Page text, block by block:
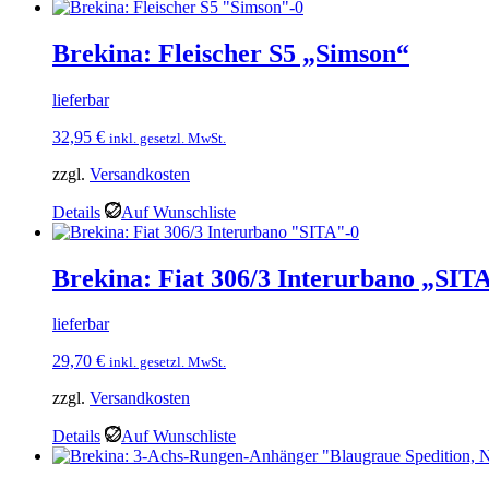
Brekina: Fleischer S5 „Simson“
lieferbar
32,95 € inkl. gesetzl. MwSt.
zzgl. Versandkosten
Details Auf Wunschliste
Brekina: Fiat 306/3 Interurbano
lieferbar
29,70 € inkl. gesetzl. MwSt.
zzgl. Versandkosten
Details Auf Wunschliste